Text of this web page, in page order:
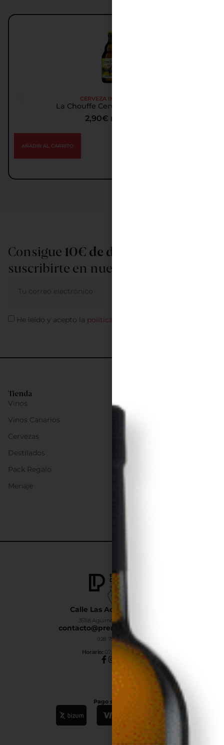
CERVEZA IMPORTADA
La Chouffe Cerveza Importada
2,90€ IGIC incl.
AÑADIR AL CARRITO
Calle Las Adelfas Nº6-B
35118 Agüimes, Las Palmas
contacto@premiumdrinks.es
928 754 363
Horario: 07:00h a 15:00h
Pago seguro
Tienda
Vinos
Vinos Canarios
Cervezas
Destilados
Pack Regalo
Menaje
Consigue 10€ de descuento
suscribirte en nuestra newsletter
He leído y acepto la política de privacidad